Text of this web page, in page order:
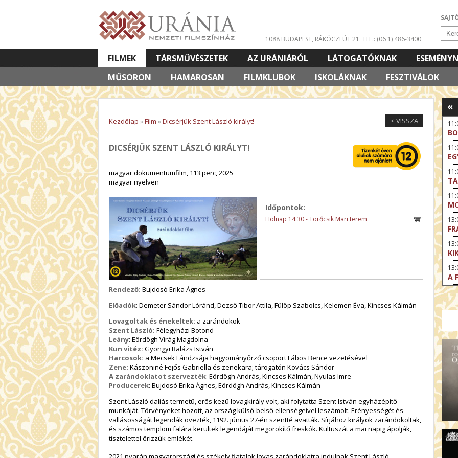
1088 BUDAPEST, RÁKÓCZI ÚT 21. TEL.: (06 1) 486-3400
FILMEK
MŰSORON
HAMAROSAN FILMKLUBOK ISKOLÁKNAK FESZTIVÁLOK
TÁRSMŰVÉSZETEK AZ URÁNIÁRÓL LÁTOGATÓKNAK
VETÍTETT KÉPES ELŐADÁSOK
< VISSZA
Kezdőlap »Film »Dicsérjük Szent László királyt!
DICSÉRJÜK SZENT LÁSZLÓ KIRÁLYT!
magyar dokumentumfilm, 113 perc, 2025
magyar nyelven
Időpontok:
Holnap 14:30 - Törőcsik Mari terem
Rendező: Bujdosó Erika Ágnes
Előadók: Demeter Sándor Lóránd, Dezső Tibor Attila, Fülöp Szabolcs, Kelemen Éva, Kincses Kálmán
Lovagoltak és énekeltek: a zarándokok
Szent László: Félegyházi Botond
Leány: Eördögh Virág Magdolna
Kun vitéz: Gyöngyi Balázs István
Harcosok: a Mecsek Lándzsája hagyományőrző csoport Fábos Bence vezetésével
Zene: Kászoniné Fejős Gabriella és zenekara; tárogatón Kovács Sándor
A zarándoklatot szervezték: Eördögh András, Kincses Kálmán, Nyulas Imre
Producerek: Bujdosó Erika Ágnes, Eördögh András, Kincses Kálmán
Szent László daliás termetű, erős kezű lovagkirály volt, aki folytatta Szent István egyházépítő
munkáját. Törvényeket hozott, az ország külső-belső ellenségeivel leszámolt. Erényességét és
vallásosságát legendák övezték, 1192. június 27-én szentté avatták. Sírjához királyok zarándokoltak,
és számos templom falára kerültek legendáját megörökítő freskók. Kultuszát a mai napig ápolják,
tisztelettel őrizzük emlékét.
«
A